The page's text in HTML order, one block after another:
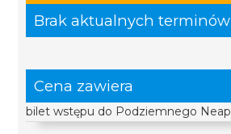
Brak aktualnych
Cena zawiera
bilet wstępu do Podziemnego